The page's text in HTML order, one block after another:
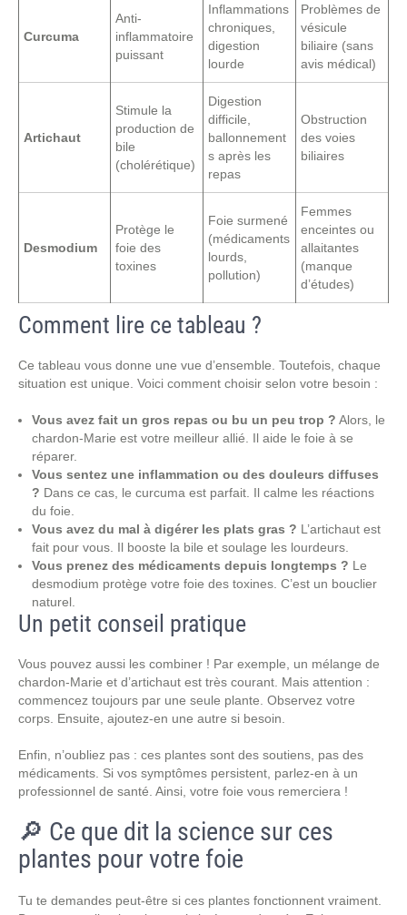
Curcuma
Anti-
inflammatoire
puissant
Inflammations
chroniques,
digestion
lourde
Problèmes de
vésicule
biliaire (sans
avis médical)
Artichaut
Stimule la
production de
bile
(cholérétique)
Digestion
difficile,
ballonnement
s après les
repas
Obstruction
des voies
biliaires
Desmodium
Protège le
foie des
toxines
Foie surmené
(médicaments
lourds,
pollution)
Femmes
enceintes ou
allaitantes
(manque
d’études)
Comment lire ce tableau ?
Ce tableau vous donne une vue d’ensemble. Toutefois, chaque
situation est unique. Voici comment choisir selon votre besoin :
Vous avez fait un gros repas ou bu un peu trop ? Alors, le
chardon-Marie est votre meilleur allié. Il aide le foie à se
réparer.
Vous sentez une inflammation ou des douleurs diffuses
? Dans ce cas, le curcuma est parfait. Il calme les réactions
du foie.
Vous avez du mal à digérer les plats gras ? L’artichaut est
fait pour vous. Il booste la bile et soulage les lourdeurs.
Vous prenez des médicaments depuis longtemps ? Le
desmodium protège votre foie des toxines. C’est un bouclier
naturel.
Un petit conseil pratique
Vous pouvez aussi les combiner ! Par exemple, un mélange de
chardon-Marie et d’artichaut est très courant. Mais attention :
commencez toujours par une seule plante. Observez votre
corps. Ensuite, ajoutez-en une autre si besoin.
Enfin, n’oubliez pas : ces plantes sont des soutiens, pas des
médicaments. Si vos symptômes persistent, parlez-en à un
professionnel de santé. Ainsi, votre foie vous remerciera !
🔎 Ce que dit la science sur ces
plantes pour votre foie
Tu te demandes peut-être si ces plantes fonctionnent vraiment.